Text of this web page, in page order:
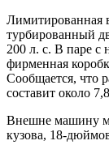
Лимитированная
турбированный
200 л. с. В паре с
фирменная
Сообщается, что
составит около
Внешне машину
кузова, 18-